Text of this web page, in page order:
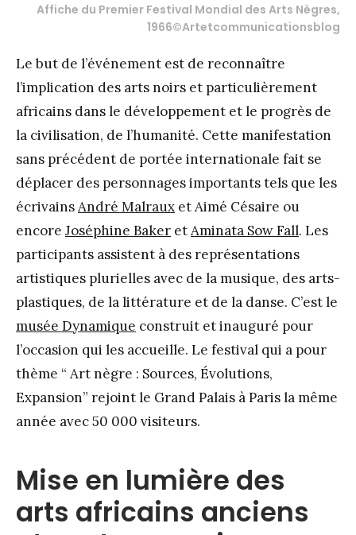
Affiche du Premier Festival Mondial des Arts Nègres,
1966©Artetcommunicationsblog
Le but de l’événement est de reconnaître
l’implication des arts noirs et particulièrement
africains dans le développement et le progrès de
la civilisation, de l’humanité. Cette manifestation
sans précédent de portée internationale fait se
déplacer des personnages importants tels que les
écrivainsAndré Malraux et Aimé Césaire ou
encore Joséphine Baker etAminata Sow Fall. Les
participants assistent à des représentations
artistiques plurielles avec de la musique, des arts-
plastiques, de la littérature et de la danse. C’est le
musée Dynamique construit et inauguré pour
l’occasion qui les accueille. Le festival qui a pour
thème “ Art nègre : Sources, Évolutions,
Expansion” rejoint le Grand Palais à Paris la même
année avec 50 000 visiteurs.
Mise en lumière des
arts africains anciens